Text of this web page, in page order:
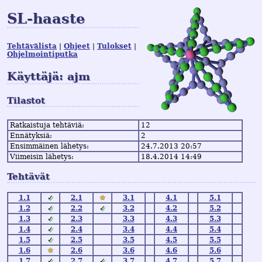
SL-haaste
Tehtävälista Ohjeet
Tulokset
Ohjelmointiputka
Käyttäjä: ajm
Tilastot
Ratkaistuja tehtäviä:
12
Ennätyksiä:
2
Ensimmäinen lähetys:
24.7.2013 20:57
Viimeisin lähetys:
18.4.2014 14:49
Tehtävät
1.1 ✓ 2.1 ★ 3.1 4.1
5.1
1.2
✓ 2.2 ✓ 3.2 4.2
5.2
1.3
✓ 2.3 3.3 4.3
5.3
1.4
✓ 2.4 3.4 4.4
5.4
1.5
✓ 2.5 3.5 4.5
5.5
1.6
★ 2.6 3.6 4.6
5.6